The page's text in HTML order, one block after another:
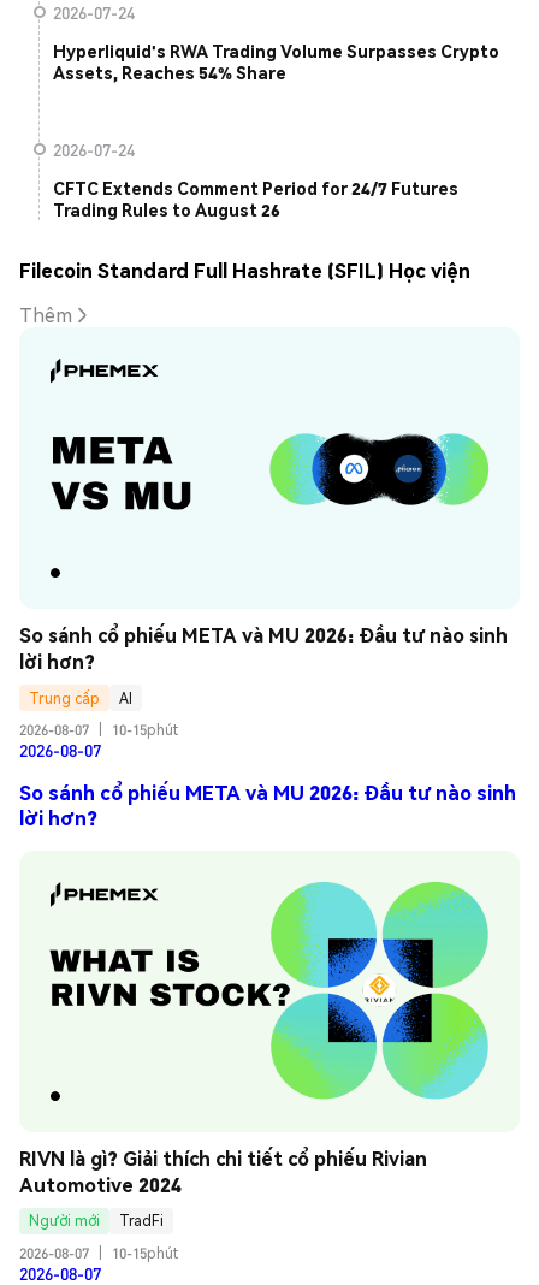
2026-07-24
Hyperliquid's RWA Trading Volume Surpasses Crypto
Assets, Reaches 54% Share
2026-07-24
CFTC Extends Comment Period for 24/7 Futures
Trading Rules to August 26
Filecoin Standard Full Hashrate (SFIL) Học viện
Thêm
So sánh cổ phiếu META và MU 2026: Đầu tư nào sinh
lời hơn?
Trung cấp
AI
2026-08-07
10-15phút
2026-08-07
So sánh cổ phiếu META và MU 2026: Đầu tư nào sinh
lời hơn?
RIVN là gì? Giải thích chi tiết cổ phiếu Rivian
Automotive 2024
Người mới
TradFi
2026-08-07
10-15phút
2026-08-07